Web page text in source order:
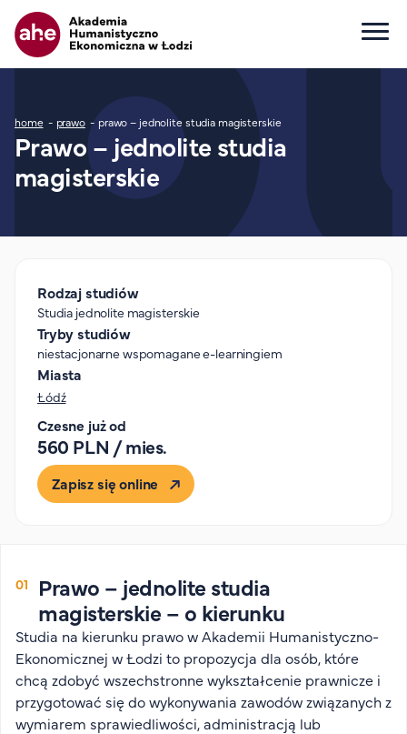
Główna nawigacja
Dla kandydata
Wszystkie kierunki
Studia I stopnia
Study in English
Wydziały
Opłaty za studia
Dla studenta
Organizacja studiów
Aktualności
Stypendia
Zjazdy
Jak zostać studentem AHE
Biuro rekrutacji
Zasady przyjęcia na studia
Harmonogram przyjęć na studia
O PUW
Ścieżka nawigacyjna
home prawo prawo – jednolite studia magisterskie
Prawo – jednolite studia
magisterskie
Rodzaj studiów
Studia jednolite magisterskie
Tryby studiów
niestacjonarne wspomagane e-learningiem
Miasta
Łódź
Czesne już od
560 PLN / mies.
Zapisz się online
Prawo – jednolite studia
magisterskie – o kierunku
Studia na kierunku prawo w Akademii Humanistyczno-
Ekonomicznej w Łodzi to propozycja dla osób, które
chcą zdobyć wszechstronne wykształcenie prawnicze i
przygotować się do wykonywania zawodów związanych z
wymiarem sprawiedliwości, administracją lub